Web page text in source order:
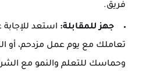
فريق.
جهز للمقابلة: استعد
تعاملك مع يوم عمل مزدحم، أو
وحماسك للتعلم والنمو مع